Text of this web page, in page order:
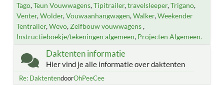
Tago Teun Vouwwagens Tipitrailer travelsleeper Trigano
Venter Wolder Vouwaanhangwagen Walker Weekender
Tentrailer Wevo Zelfbouw vouwwagens
Instructieboekje/tekeningen algemeen Projecten Algemeen.
Daktenten informatie
Hier vind je alle informatie over daktenten
Re: DaktentendoorOhPeeCee